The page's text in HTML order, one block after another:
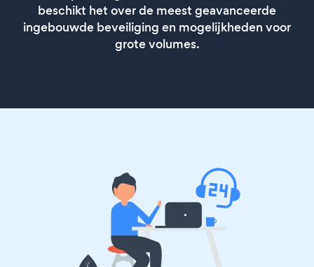
beschikt het over de meest geavanceerde
ingebouwde beveiliging en mogelijkheden voor
grote volumes.